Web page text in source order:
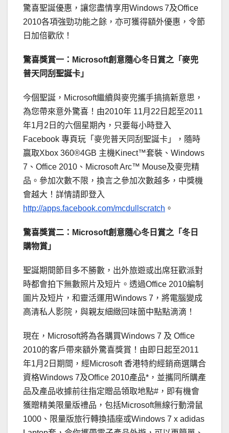
驚喜聖誕優惠，讓您盡情享用Windows7及Office
2010各項強勁功能之餘，亦可獲得額外優惠，令節
日加倍歡欣！
驚喜獎賞一： Microsoft創意隨心冬日賞之「麥兜
普天同刮聖誕卡」
今個聖誕，Microsoft繼續與麥兜攜手搞搞新意思，
為您帶來意外驚喜！由2010年 11月22日起至2011
年1月2日的六個星期內，只要每小時登入
Facebook 專頁玩「麥兜普天同刮聖誕卡」，隨時
贏取Xbox 360®4GB 主機Kinect™套裝、Windows
7、Office 2010、Microsoft Arc™ Mouse及麥兜精
品。參加次數不限，換言之參加次數越多，中獎機
會越大！詳情請即登入
http://apps.facebook.com/mcdullscratch 。
驚喜獎賞二： Microsoft創意隨心冬日賞之「冬日
購物賞」
聖誕期間節目多不勝數，出外旅遊或出席狂歡派對
時都會拍下無數照片及短片。透過Office 2010編制
圖片及短片，和靈活運用Windows 7，將電腦變成
高清私人影院，與親友細緻回味箇中點點滴滴！
現在，Microsoft將為各購買Windows 7 及 Office
2010的客戶帶來額外驚喜獎賞！由即日起至2011
年1月2日期間，經Microsoft 香港特約經銷商選購合
資格Windows 7及Office 2010產品*，並攜同所購產
品及產品收據前往指定贈品領取地點#，即有機會
獲贈精美限量版禮品，包括Microsoft無線行動滑鼠
1000、限量版旅行轉換插座或Windows 7 x adidas